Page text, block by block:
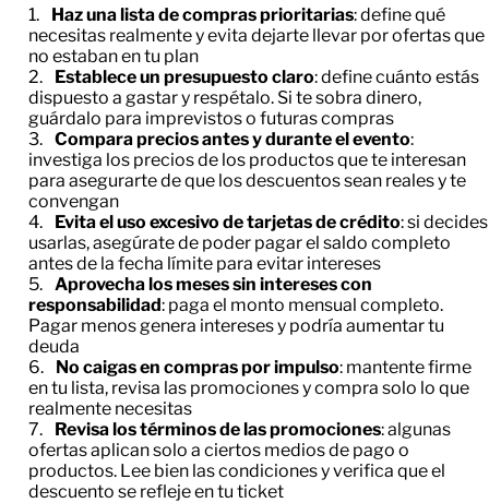
Haz una lista de compras prioritarias: define qué
necesitas realmente y evita dejarte llevar por ofertas que
no estaban en tu plan
Establece un presupuesto claro: define cuánto estás
dispuesto a gastar y respétalo. Si te sobra dinero,
guárdalo para imprevistos o futuras compras
Compara precios antes y durante el evento:
investiga los precios de los productos que te interesan
para asegurarte de que los descuentos sean reales y te
convengan
Evita el uso excesivo de tarjetas de crédito: si decides
usarlas, asegúrate de poder pagar el saldo completo
antes de la fecha límite para evitar intereses
Aprovecha los meses sin intereses con
responsabilidad: paga el monto mensual completo.
Pagar menos genera intereses y podría aumentar tu
deuda
No caigas en compras por impulso: mantente firme
en tu lista, revisa las promociones y compra solo lo que
realmente necesitas
Revisa los términos de las promociones: algunas
ofertas aplican solo a ciertos medios de pago o
productos. Lee bien las condiciones y verifica que el
descuento se refleje en tu ticket